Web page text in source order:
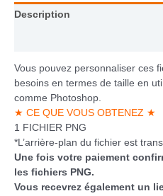
Description
Vous pouvez personnaliser ces
besoins en termes de taille en
comme Photoshop.
★ CE QUE VOUS OBTENEZ ★
1 FICHIER PNG
*L’arrière-plan du fichier est
Une fois votre paiement
les fichiers PNG.
Vous recevrez également un